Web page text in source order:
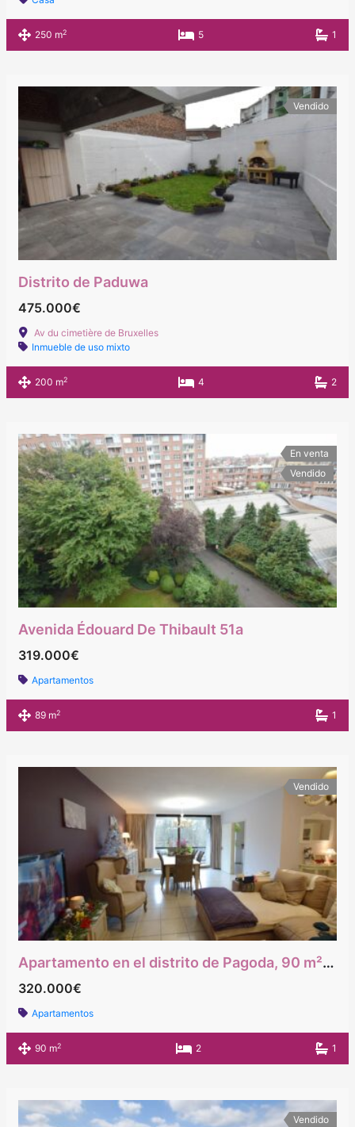
250 m2 5 1
Vendido
Distrito de Paduwa
475.000€
Av du cimetière de Bruxelles
Inmueble de uso mixto
200 m2 4 2
En venta
Vendido
Avenida Édouard De Thibault 51a
319.000€
Apartamentos
89 m2 1
Vendido
Apartamento en el distrito de Pagoda, 90 m², 2 habitaciones, con garaje.
320.000€
Apartamentos
90 m2 2 1
Vendido